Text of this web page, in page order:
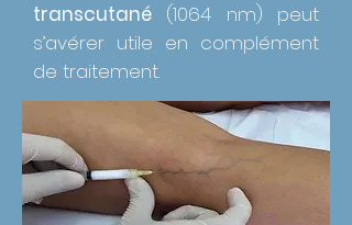
transcutané (1064 nm) peut
s’avérer utile en complément
de traitement.